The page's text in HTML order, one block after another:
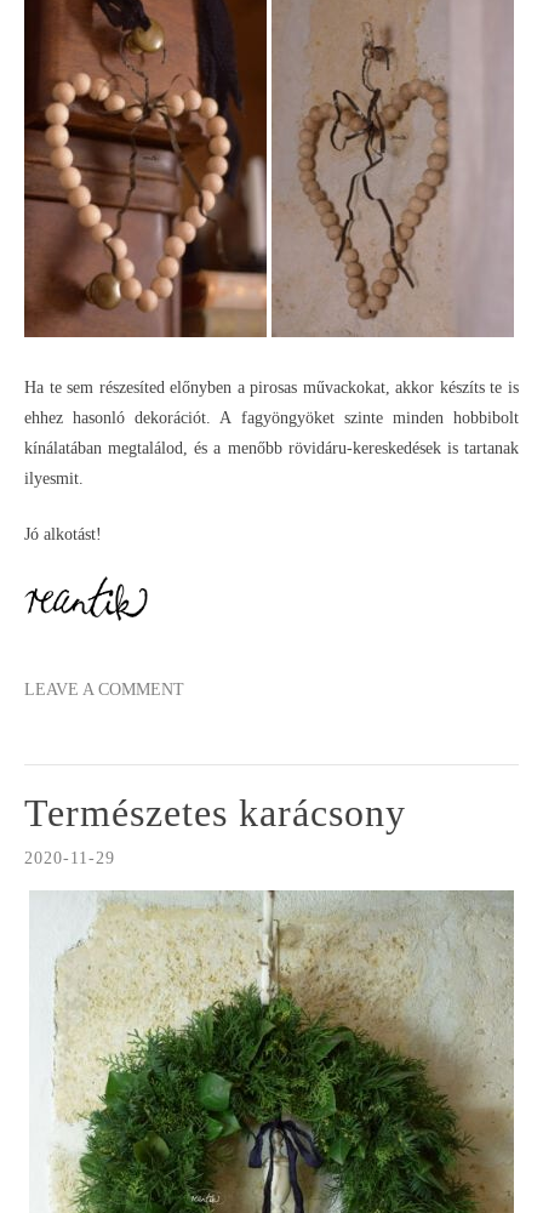
Ha te sem részesíted előnyben a pirosas művackokat, akkor készíts te is
ehhez hasonló dekorációt. A fagyöngyöket szinte minden hobbibolt
kínálatában megtalálod, és a menőbb rövidáru-kereskedések is tartanak
ilyesmit.
Jó alkotást!
LEAVE A COMMENT
Természetes karácsony
2020-11-29